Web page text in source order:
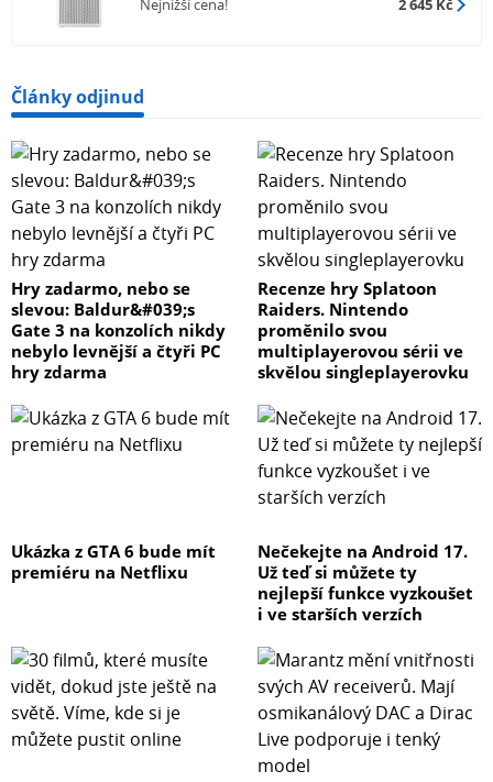
Nejnižší cena! 2 645 Kč
Články odjinud
Hry zadarmo, nebo se
slevou: Baldur&#039;s
Gate 3 na konzolích nikdy
nebylo levnější a čtyři PC
hry zdarma
Recenze hry Splatoon
Raiders. Nintendo
proměnilo svou
multiplayerovou sérii ve
skvělou singleplayerovku
Ukázka z GTA 6 bude mít
premiéru na Netflixu
Nečekejte na Android 17.
Už teď si můžete ty
nejlepší funkce vyzkoušet
i ve starších verzích